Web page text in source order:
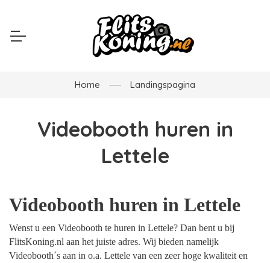
Home Landingspagina
Videobooth huren in
Lettele
Videobooth huren in Lettele
Wenst u een Videobooth te huren in Lettele? Dan bent u bij
FlitsKoning.nl aan het juiste adres. Wij bieden namelijk
Videobooth´s aan in o.a. Lettele van een zeer hoge kwaliteit en